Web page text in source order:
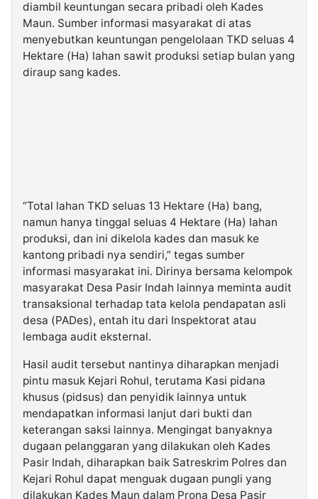
diambil keuntungan secara pribadi oleh Kades
Maun. Sumber informasi masyarakat di atas
menyebutkan keuntungan pengelolaan TKD seluas 4
Hektare (Ha) lahan sawit produksi setiap bulan yang
diraup sang kades.
“Total lahan TKD seluas 13 Hektare (Ha) bang,
namun hanya tinggal seluas 4 Hektare (Ha) lahan
produksi, dan ini dikelola kades dan masuk ke
kantong pribadi nya sendiri,” tegas sumber
informasi masyarakat ini. Dirinya bersama kelompok
masyarakat Desa Pasir Indah lainnya meminta audit
transaksional terhadap tata kelola pendapatan asli
desa (PADes), entah itu dari Inspektorat atau
lembaga audit eksternal.
Hasil audit tersebut nantinya diharapkan menjadi
pintu masuk Kejari Rohul, terutama Kasi pidana
khusus (pidsus) dan penyidik lainnya untuk
mendapatkan informasi lanjut dari bukti dan
keterangan saksi lainnya. Mengingat banyaknya
dugaan pelanggaran yang dilakukan oleh Kades
Pasir Indah, diharapkan baik Satreskrim Polres dan
Kejari Rohul dapat menguak dugaan pungli yang
dilakukan Kades Maun dalam Prona Desa Pasir